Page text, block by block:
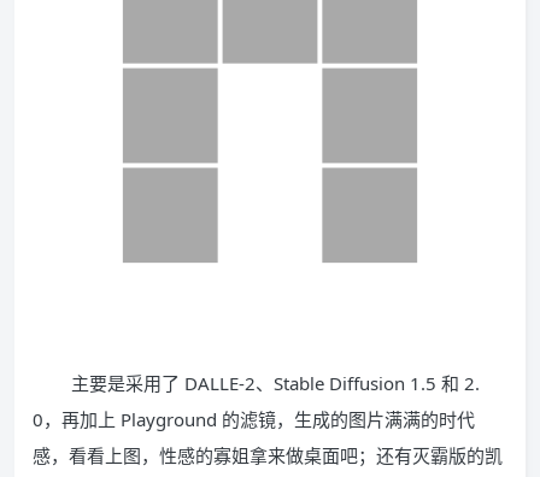
主要是采用了 DALLE-2、Stable Diffusion 1.5 和 2.
0，再加上 Playground 的滤镜，生成的图片满满的时代
感，看看上图，性感的寡姐拿来做桌面吧；还有灭霸版的凯